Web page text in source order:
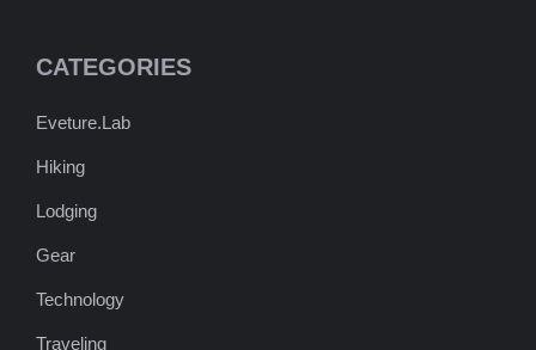
CATEGORIES
Eveture.Lab
Hiking
Lodging
Gear
Technology
Traveling